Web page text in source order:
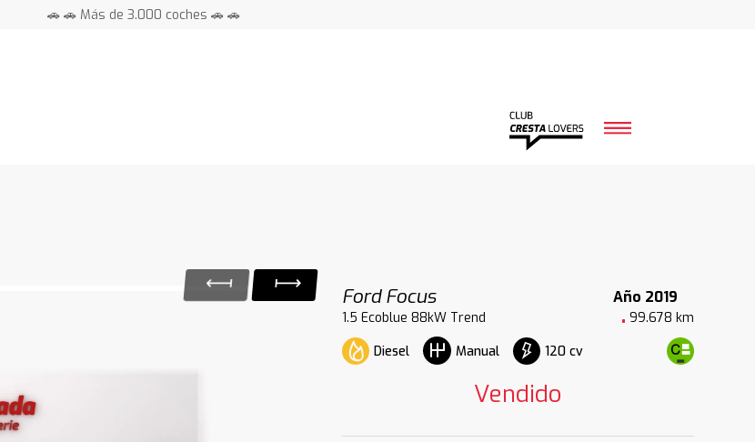
🚗 🚗 Más de 3.000 coches 🚗 🚗
Ford Focus
Año 2019
1.5 Ecoblue 88kW Trend
99.678 km
Diesel
Manual 120 cv
Vendido